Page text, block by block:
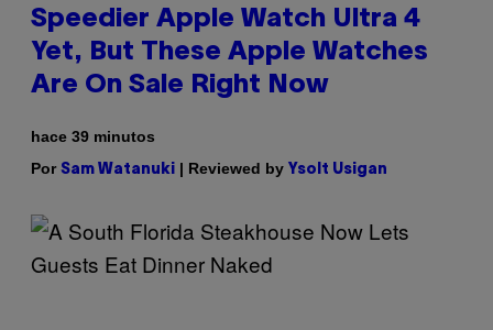
Speedier Apple Watch Ultra 4
Yet, But These Apple Watches
Are On Sale Right Now
hace 39 minutos
Por Sam Watanuki | Reviewed by Ysolt Usigan